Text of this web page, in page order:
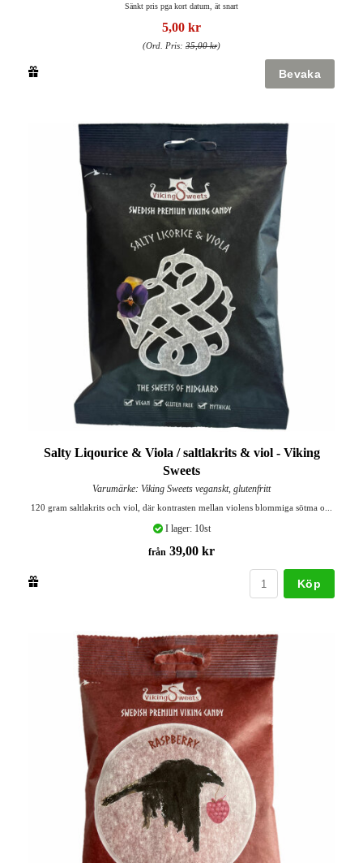
Sänkt pris pga kort datum, ät snart
5,00 kr
(Ord. Pris: 35,00 kr)
Salty Liqourice & Viola / saltlakrits & viol - Viking
Sweets
Varumärke: Viking Sweets veganskt, glutenfritt
120 gram saltlakrits och viol, där kontrasten mellan violens blommiga sötma o...
I lager: 10st
från 39,00 kr
Köp